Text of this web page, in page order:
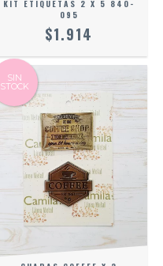
KIT ETIQUETAS 2 X 5 840-
095
$1.914
SIN
STOCK